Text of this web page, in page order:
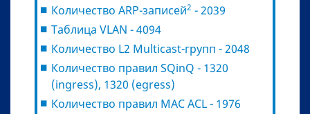
Количество ARP-записей2 - 2039
Таблица VLAN - 4094
Количество L2 Multicast-групп - 2048
Количество правил SQinQ - 1320
(ingress), 1320 (egress)
Количество правил MAC ACL - 1976